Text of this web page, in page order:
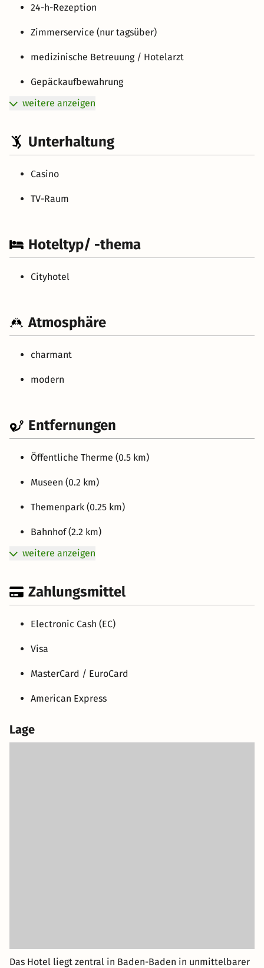
24-h-Rezeption
Zimmerservice (nur tagsüber)
medizinische Betreuung / Hotelarzt
Gepäckaufbewahrung
weitere anzeigen
Unterhaltung
Casino
TV-Raum
Hoteltyp/ -thema
Cityhotel
Atmosphäre
charmant
modern
Entfernungen
Öffentliche Therme (0.5 km)
Museen (0.2 km)
Themenpark (0.25 km)
Bahnhof (2.2 km)
weitere anzeigen
Zahlungsmittel
Electronic Cash (EC)
Visa
MasterCard / EuroCard
American Express
Lage
Das Hotel liegt zentral in Baden-Baden in unmittelbarer